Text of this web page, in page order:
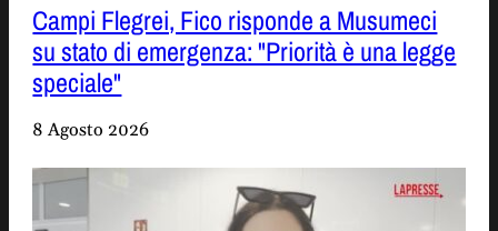
Campi Flegrei, Fico risponde a Musumeci
su stato di emergenza: "Priorità è una legge
speciale"
8 Agosto 2026